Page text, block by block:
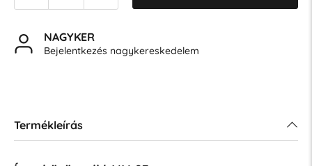
NAGYKER
Bejelentkezés nagykereskedelem
Termékleírás